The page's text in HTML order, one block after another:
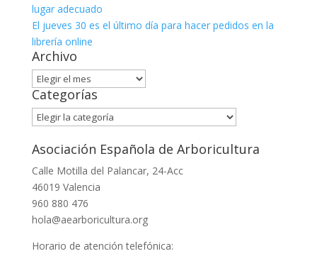
lugar adecuado
El jueves 30 es el último día para hacer pedidos en la
librería online
Archivo
Archivo
Categorías
Categorías
Asociación Española de Arboricultura
Calle Motilla del Palancar, 24-Acc
46019 Valencia
960 880 476
hola@aearboricultura.org
Horario de atención telefónica: